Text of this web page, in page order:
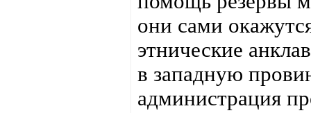
они сами
этнические
в западную
администрация